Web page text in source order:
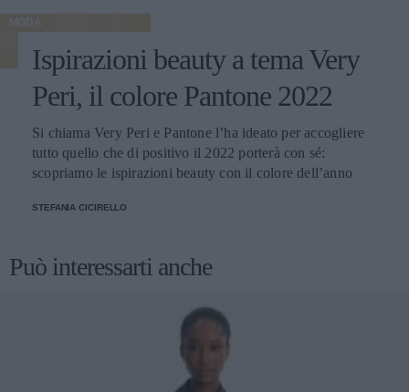
MODA
Ispirazioni beauty a tema Very
Peri, il colore Pantone 2022
Si chiama Very Peri e Pantone l’ha ideato per accogliere
tutto quello che di positivo il 2022 porterà con sé:
scopriamo le ispirazioni beauty con il colore dell’anno
STEFANIA CICIRELLO
Può interessarti anche